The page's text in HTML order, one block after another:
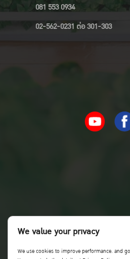
081 553 0934
02-562-0231 ต่อ 301-303
We value your privacy
We use cookies to improve performance. and